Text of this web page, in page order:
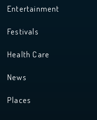
Entertainment
Festivals
Health Care
News
Places